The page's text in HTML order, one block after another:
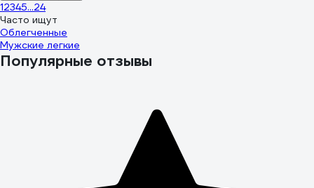
12345...24
Часто ищут
Облегченные
Мужские легкие
Популярные отзывы